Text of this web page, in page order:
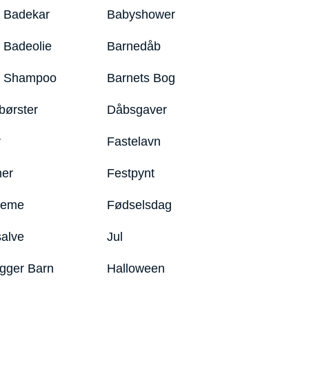
Badekar
Badeolie
Shampoo
Barn
Babyshower
Barnedåb
Barnets Bog
Dåbsgaver
Fastelavn
Festpynt
Fødselsdag
Jul
Halloween